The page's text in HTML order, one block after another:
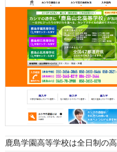
鹿島学園高等学校は全日制の